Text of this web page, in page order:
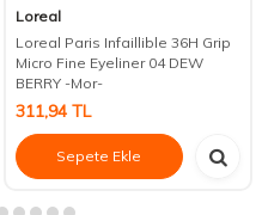
Loreal
Loreal Paris Infaillible 36H Grip
Micro Fine Eyeliner 04 DEW
BERRY -Mor-
311,94TL
Sepete Ekle